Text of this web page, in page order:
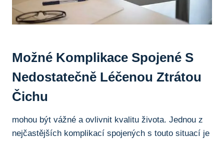
Možné Komplikace Spojené S
Nedostatečně Léčenou Ztrátou
Čichu
mohou být vážné‌ a ovlivnit kvalitu života. Jednou⁣ z
nejčastějších⁣ komplikací spojených ⁢s touto situací je